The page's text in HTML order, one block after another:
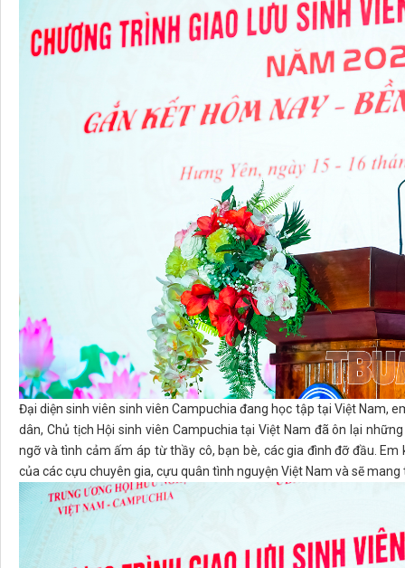
Đại diện sinh viên sinh viên Campuchia đang học tập tại Việt Nam,
dân, Chủ tịch Hội sinh viên Campuchia tại Việt Nam đã ôn lại
ngỡ và tình cảm ấm áp từ thầy cô, bạn bè, các gia đình đỡ đầu.
của các cựu chuyên gia, cựu quân tình nguyện Việt Nam và sẽ